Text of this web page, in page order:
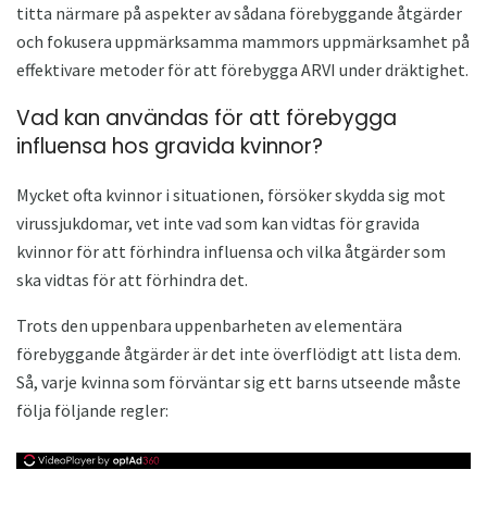
titta närmare på aspekter av sådana förebyggande åtgärder
och fokusera uppmärksamma mammors uppmärksamhet på
effektivare metoder för att förebygga ARVI under dräktighet.
Vad kan användas för att förebygga
influensa hos gravida kvinnor?
Mycket ofta kvinnor i situationen, försöker skydda sig mot
virussjukdomar, vet inte vad som kan vidtas för gravida
kvinnor för att förhindra influensa och vilka åtgärder som
ska vidtas för att förhindra det.
Trots den uppenbara uppenbarheten av elementära
förebyggande åtgärder är det inte överflödigt att lista dem.
Så, varje kvinna som förväntar sig ett barns utseende måste
följa följande regler: